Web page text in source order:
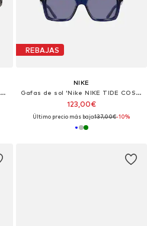
Gafas de sol 'Nike NIKE WINDTRACK RUN PH IR4362X Mat black / ph lt gry>drk gry 68/14/135 MAN Sunglasses'
REBAJAS
NIKE
Gafas de sol 'Nike NIKE TIDE COSMIC IB3681X Midnight navy / blue 53/17/145 MAN Sunglasses'
123,00€
Último precio más bajo:137,00€-10%